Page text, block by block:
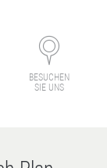
BESUCHEN
SIE UNS